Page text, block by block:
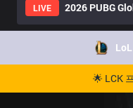
LIVE
2026 PUBG
LoL
🌟 LCK